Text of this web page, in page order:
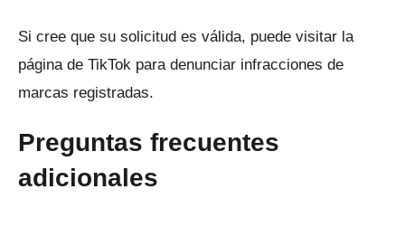
Si cree que su solicitud es válida, puede visitar la
página de TikTok para denunciar infracciones de
marcas registradas.
Preguntas frecuentes
adicionales